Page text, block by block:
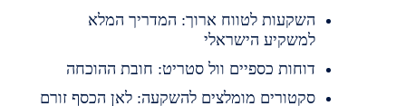
השקעות לטווח ארוך: המדריך המלא
למשקיע הישראלי
דוחות כספיים וול סטריט: חובת ההוכחה
סקטורים מומלצים להשקעה: לאן הכסף זורם